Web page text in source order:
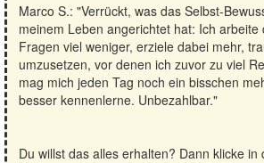
Marco S.: "Verrückt, was das Selbst-
meinem Leben angerichtet hat: Ich arbeite
Fragen viel weniger, erziele dabei mehr,
umzusetzen, vor denen ich zuvor zu viel
mag mich jeden Tag noch ein bisschen
besser kennenlerne. Unbezahlbar."
Du willst das alles erhalten? Dann klicke in